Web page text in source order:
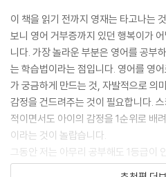
[4단계. 한눈에 보이는 진도표와 학습
5단계. [3년 1개월~3년 10개월 차]주
기
01 [문해력 독서법] 이야기책과 지식책
02 [꿈과 목표 그리고 영어] 드림보드
하기
03 장문의 토플형 글을 분야별로 접하고
04 원서형 심화 리스닝 교재를 사용하
05 지금이 적기! 원활한 대학 이후를 위
좋으나 문법과 구조 분석을 어려워합
의 특성에 맞게 공부의 속도와 양을 조
--- p. 59
아이들의 성향은 천차만별입니다. 하
어서 그 기준으로 아이들의 유형을 나
를 사용하고 학습했던 문장이나 단어
로 이루어지기 때문에 교재 내용을 ‘이
기’하는 능력을 기준으로 아이들의 학
있다. 학원에서 많은 아이들을 가르치
한 모든 과목의 학업 성과를 올리는 데
해력’이라는 것이다. 문해력이 높은 아
다지면 성적이 급상승했다. 그러나 문
때부터 영어를 접했어도 어느 순간 영
서 행복이의 문해력을 높이는 것을 최
어거부감도 해결해야 할 숙제였다. 울
를 위해 영어거부감을 낮추고 즐겁게
섭렵했다.
이 책을 읽기 전까지 영재는 타고나는
보니 영어 거부증까지 있던 행복이가
니다. 가장 놀라운 부분은 영어를 공부
는 학습법이라는 점입니다. 영어를 영
가 궁금하게 만드는 것, 자발적으로 의
감정을 건드려주는 것이 필요합니다.
적이면서도 아이의 감정을 1순위로 배
이라는 것이 놀랍습니다.
그동안 저는 아무리 공부해도 1등급이
실에만 관심을 가졌습니다. 이 책을 통